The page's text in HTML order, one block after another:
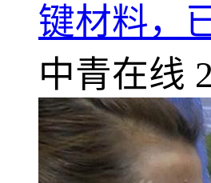
键材料，
中青在线